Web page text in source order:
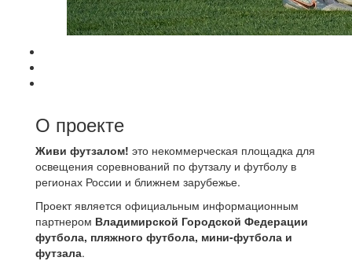
О проекте
Живи футзалом! это некоммерческая площадка для
освещения соревнований по футзалу и футболу в
регионах России и ближнем зарубежье.
Проект является официальным информационным
партнером Владимирской Городской Федерации
футбола, пляжного футбола, мини-футбола и
футзала.